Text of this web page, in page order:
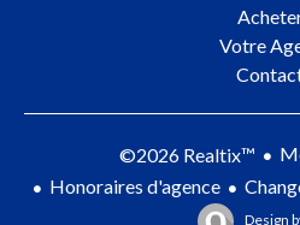
Votre
©2026 Realtix™
Honoraires d'agence
Design